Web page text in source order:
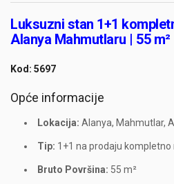
Luksuzni stan 1+1
Alanya Mahmutlaru | 55 m²
Kod: 5697
Opće informacije
Lokacija: Alanya, Mahmutlar,
Tip: 1+1 na prodaju
Bruto Površina: 55 m²